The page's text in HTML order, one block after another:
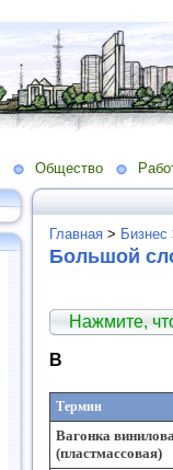
Общество
Главная > Бизнес
Большой
Нажмите,
В
Термин
Вагонка
(пластмассовая)